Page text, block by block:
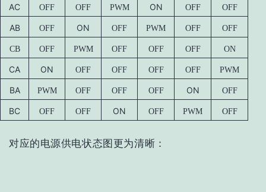
AC OFF OFF PWM ON OFF OFF
AB OFF ON OFF PWM OFF OFF
CB OFF PWM OFF OFF OFF ON
CA ON OFF OFF OFF OFF PWM
BA PWM OFF OFF OFF ON OFF
BC OFF OFF ON OFF PWM OFF
对应的电源供电状态图更为清晰：